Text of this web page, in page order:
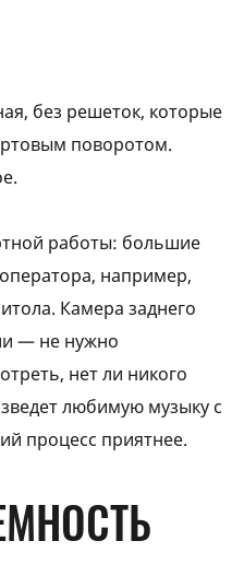
без решеток, которые
поворотом.
работы: большие
например,
Камера заднего
— не нужно
нет ли никого
любимую музыку с
процесс приятнее.